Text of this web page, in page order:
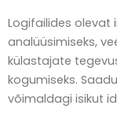
Logifailides
analüüsimiseks,
külastajate
kogumiseks.
võimaldagi isikut